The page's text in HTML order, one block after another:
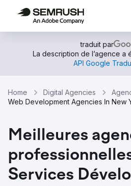
traduit par
La description de l’agence a
API Google
Home Digital Agencies
Web Development Agencies In New
Meilleures
Services